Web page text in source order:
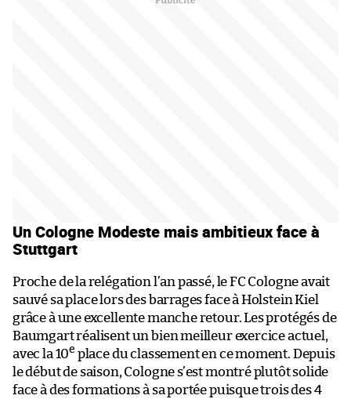
Un Cologne Modeste mais ambitieux face à
Stuttgart
Proche de la relégation l’an passé, le FC Cologne avait
sauvé sa place lors des barrages face à Holstein Kiel
grâce à une excellente manche retour. Les protégés de
Baumgart réalisent un bien meilleur exercice actuel,
avec la 10e place du classement en ce moment. Depuis
le début de saison, Cologne s’est montré plutôt solide
face à des formations à sa portée puisque trois des 4